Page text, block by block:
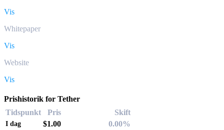
Vis
Whitepaper
Vis
Website
Vis
Prishistorik for Tether
Tidspunkt
Pris Skift
I dag $1.00 0.00%